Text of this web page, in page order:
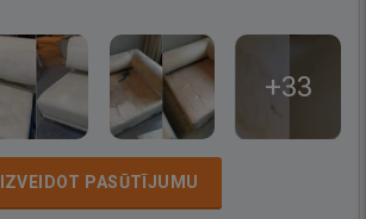
+33
IZVEIDOT PASŪTĪJUMU